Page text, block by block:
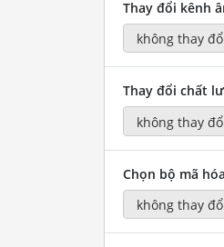
Thay đổi kênh
Thay đổi chất
Chọn bộ mã